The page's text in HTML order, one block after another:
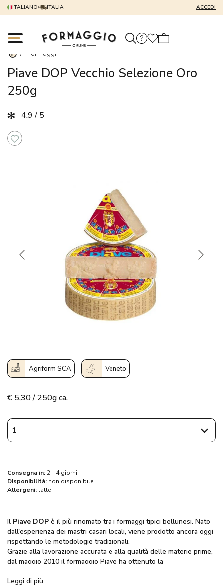
ITALIANO/ ITALIA ACCEDI
/ Formaggi
Piave DOP Vecchio Selezione Oro
250g
4.9 / 5
Agriform SCA Veneto
€ 5,30 / 250g ca.
Consegna in: 2 - 4 giorni
Disponibilità: non disponibile
Allergeni: latte
Il Piave DOP è il più rinomato tra i formaggi tipici bellunesi. Nato
dall'esperienza dei mastri casari locali, viene prodotto ancora oggi
rispettando le metodologie tradizionali.
Grazie alla lavorazione accurata e alla qualità delle materie prime,
dal maggio 2010 il formaggio Piave ha ottenuto la
Possiede un sapore
Leggi di più